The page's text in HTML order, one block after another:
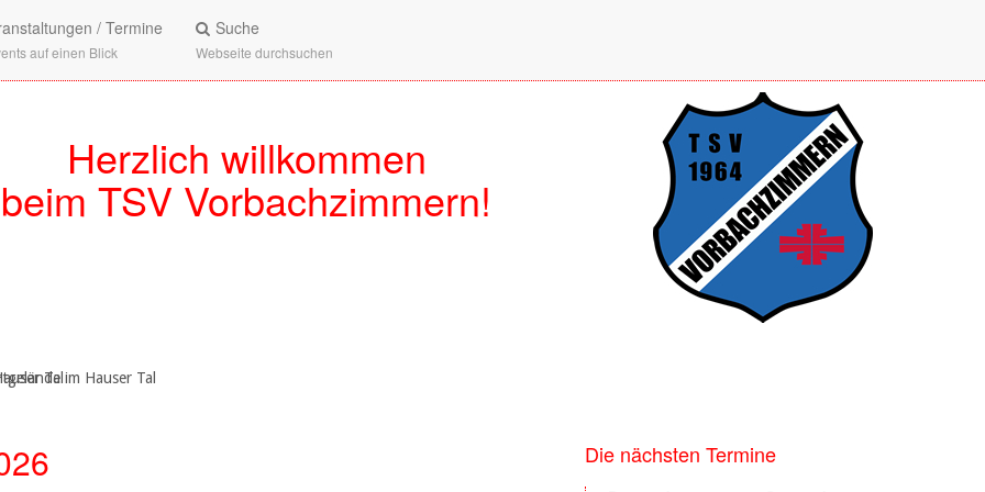
/ Termine
auf einen Blick
Suche
Webseite durchsuchen
Herzlich willkommen
beim TSV Vorbachzimmern!
Talim Hauser Tal
Die nächsten Termine